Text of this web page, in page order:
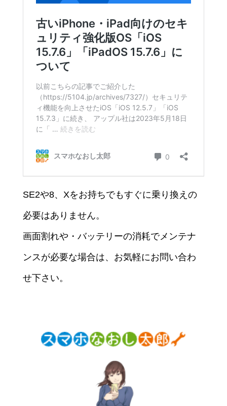
SE2や8、Xをお持ちでもすぐに乗り換えの
必要はありません。
画面割れや・バッテリーの消耗でメンテナ
ンスが必要な場合は、お気軽にお問い合わ
せ下さい。